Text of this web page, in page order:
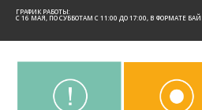
ГРАФИК РАБОТЫ:
C 16 МАЯ, ПО СУББОТАМ С 11:00 ДО 17:00, В ФОРМАТЕ